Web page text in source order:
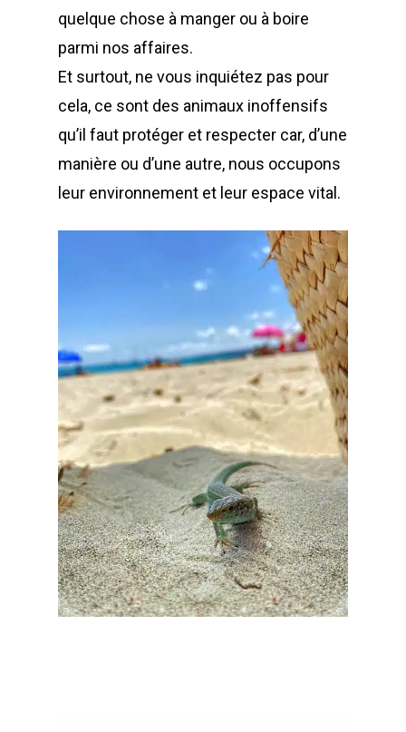
quelque chose à manger ou à boire
parmi nos affaires.
Et surtout, ne vous inquiétez pas pour
cela, ce sont des animaux inoffensifs
qu’il faut protéger et respecter car, d’une
manière ou d’une autre, nous occupons
leur environnement et leur espace vital.